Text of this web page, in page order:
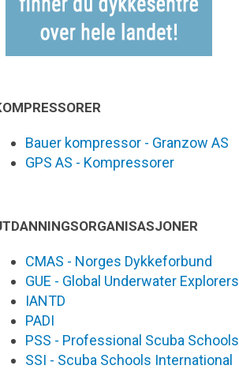
Bauer kompressor - Granzow AS
GPS AS - Kompressorer
CMAS - Norges Dykkeforbund
GUE - Global Underwater Explorers
IANTD
PADI
PSS - Professional Scuba Schools
SSI - Scuba Schools International